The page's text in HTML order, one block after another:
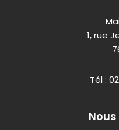
1, rue
Tél :